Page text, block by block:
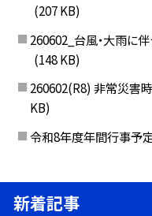
(207 KB)
260602_台風・大雨に
(148 KB)
260602(R8) 非常災害
KB)
令和8年度年間行事予
新着記事